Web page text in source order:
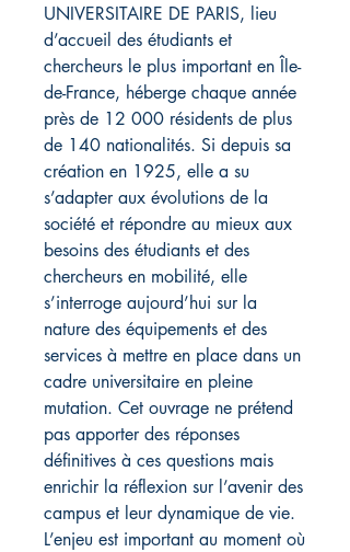
UNIVERSITAIRE DE PARIS, lieu
d’accueil des étudiants et
chercheurs le plus important en Île-
de-France, héberge chaque année
près de 12 000 résidents de plus
de 140 nationalités. Si depuis sa
création en 1925, elle a su
s’adapter aux évolutions de la
société et répondre au mieux aux
besoins des étudiants et des
chercheurs en mobilité, elle
s’interroge aujourd’hui sur la
nature des équipements et des
services à mettre en place dans un
cadre universitaire en pleine
mutation. Cet ouvrage ne prétend
pas apporter des réponses
définitives à ces questions mais
enrichir la réflexion sur l’avenir des
campus et leur dynamique de vie.
L’enjeu est important au moment où